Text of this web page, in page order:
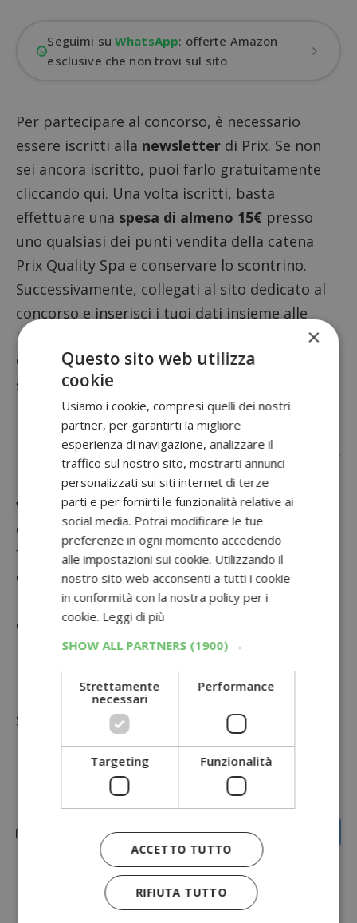
Seguimi suWhatsApp: offerte Amazon
esclusive che non trovi sul sito
Per partecipare al concorso, è necessario
essere iscritti alla newsletter di Prix. Se non
sei ancora iscritto, puoi farlo gratuitamente
cliccando qui. Una volta iscritti, basta
effettuare una spesa di almeno 15€ presso
uno qualsiasi dei punti vendita della catena
Prix Quality Spa e conservare lo scontrino.
Successivamente, collegati al sito dedicato al
concorso e inserisci i tuoi dati insieme alle
informazioni dello scontrino conservato.
Grazie alla modalità Instant Win, scoprirai
subito se hai vinto uno dei
del valore di 30€ in palio.
Partecipando al concorso, avrai anche la
possibilità di entrare nell’estrazione finale
per
il super premio: unbuono spesa Prix del
valore di 3.000€! L’estrazione finale avverrà
entro il 31 gennaio 2024, e potresti essere il
fortunato vincitore che inizierà il nuovo anno
con la spesa fatta.
Non perdere l’opportunità di vincere la spesa
con il Concorso “A Natale Tutti Più Buoni” di
Prix. Iscriviti alla newsletter, fai la tua spesa e
potresti essere uno dei fortunati vincitori.
Leggi il
regolamentoe partecipa subito!
Scopri anche ilGrande concorso Esselunga di
Natale: vinci 10.000 iPhone 15 e oltre 10.000
Beauty Box Esserbella!
Simona Bondi
×
Questo sito web utilizza
cookie
Usiamo i cookie, compresi quelli dei nostri
partner, per garantirti la migliore
esperienza di navigazione, analizzare il
traffico sul nostro sito, mostrarti annunci
personalizzati sui siti internet di terze
parti e per fornirti le funzionalità relative ai
social media. Potrai modificare le tue
preferenze in ogni momento accedendo
alle impostazioni sui cookie. Utilizzando il
nostro sito web acconsenti a tutti i cookie
in conformità con la nostra policy per i
cookie. Leggi di più
SHOW ALL PARTNERS (1900) →
Strettamente
necessari
Performance
Targeting Funzionalità
ACCETTO TUTTO
RIFIUTA TUTTO